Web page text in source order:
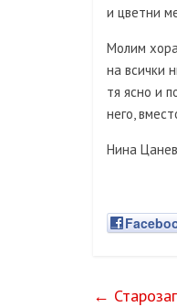
и цветни
Молим
на всички
тя ясно и
него,
Нина
←